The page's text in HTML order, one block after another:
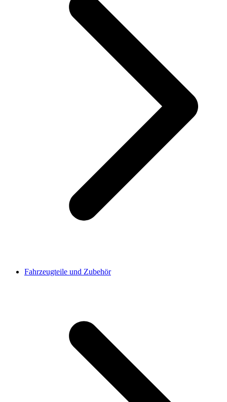
Fahrzeugteile und Zubehör